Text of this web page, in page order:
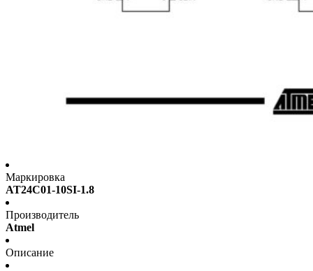
Маркировка
AT24C01-10SI-1.8
Производитель
Atmel
Описание